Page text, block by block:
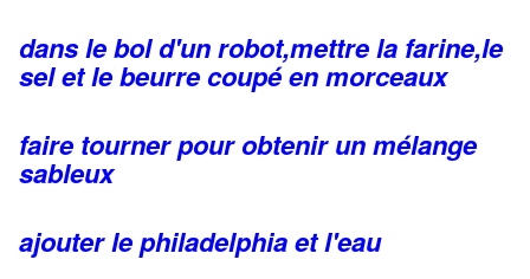
dans le bol d'un robot,mettre la farine,le
sel et le beurre coupé en morceaux
faire tourner pour obtenir un mélange
sableux
ajouter le philadelphia et l'eau